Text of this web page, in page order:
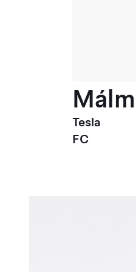
Tesla
FC